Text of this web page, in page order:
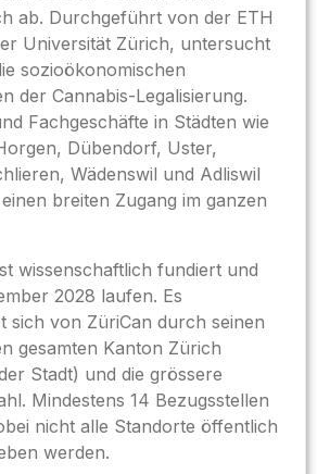
ab. Durchgeführt von der ETH
Universität Zürich, untersucht
sozioökonomischen
der Cannabis-Legalisierung.
Fachgeschäfte in Städten wie
Dübendorf, Uster,
Wädenswil und Adliswil
breiten Zugang im ganzen
wissenschaftlich fundiert und
2028 laufen. Es
sich von ZüriCan durch seinen
gesamten Kanton Zürich
Stadt) und die grössere
Mindestens 14 Bezugsstellen
nicht alle Standorte öffentlich
werden.